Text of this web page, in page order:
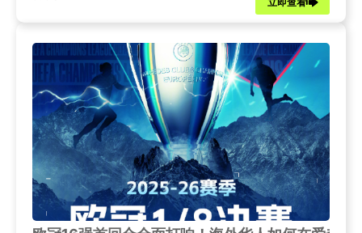
提供多种切实可行的解决方案，助您突破地域限制，畅享这